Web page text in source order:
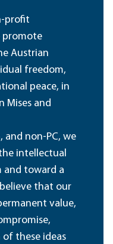
profit
promote
Austrian
freedom,
peace, in
Mises and
and non-PC, we
intellectual
and toward a
that our
value,
these ideas